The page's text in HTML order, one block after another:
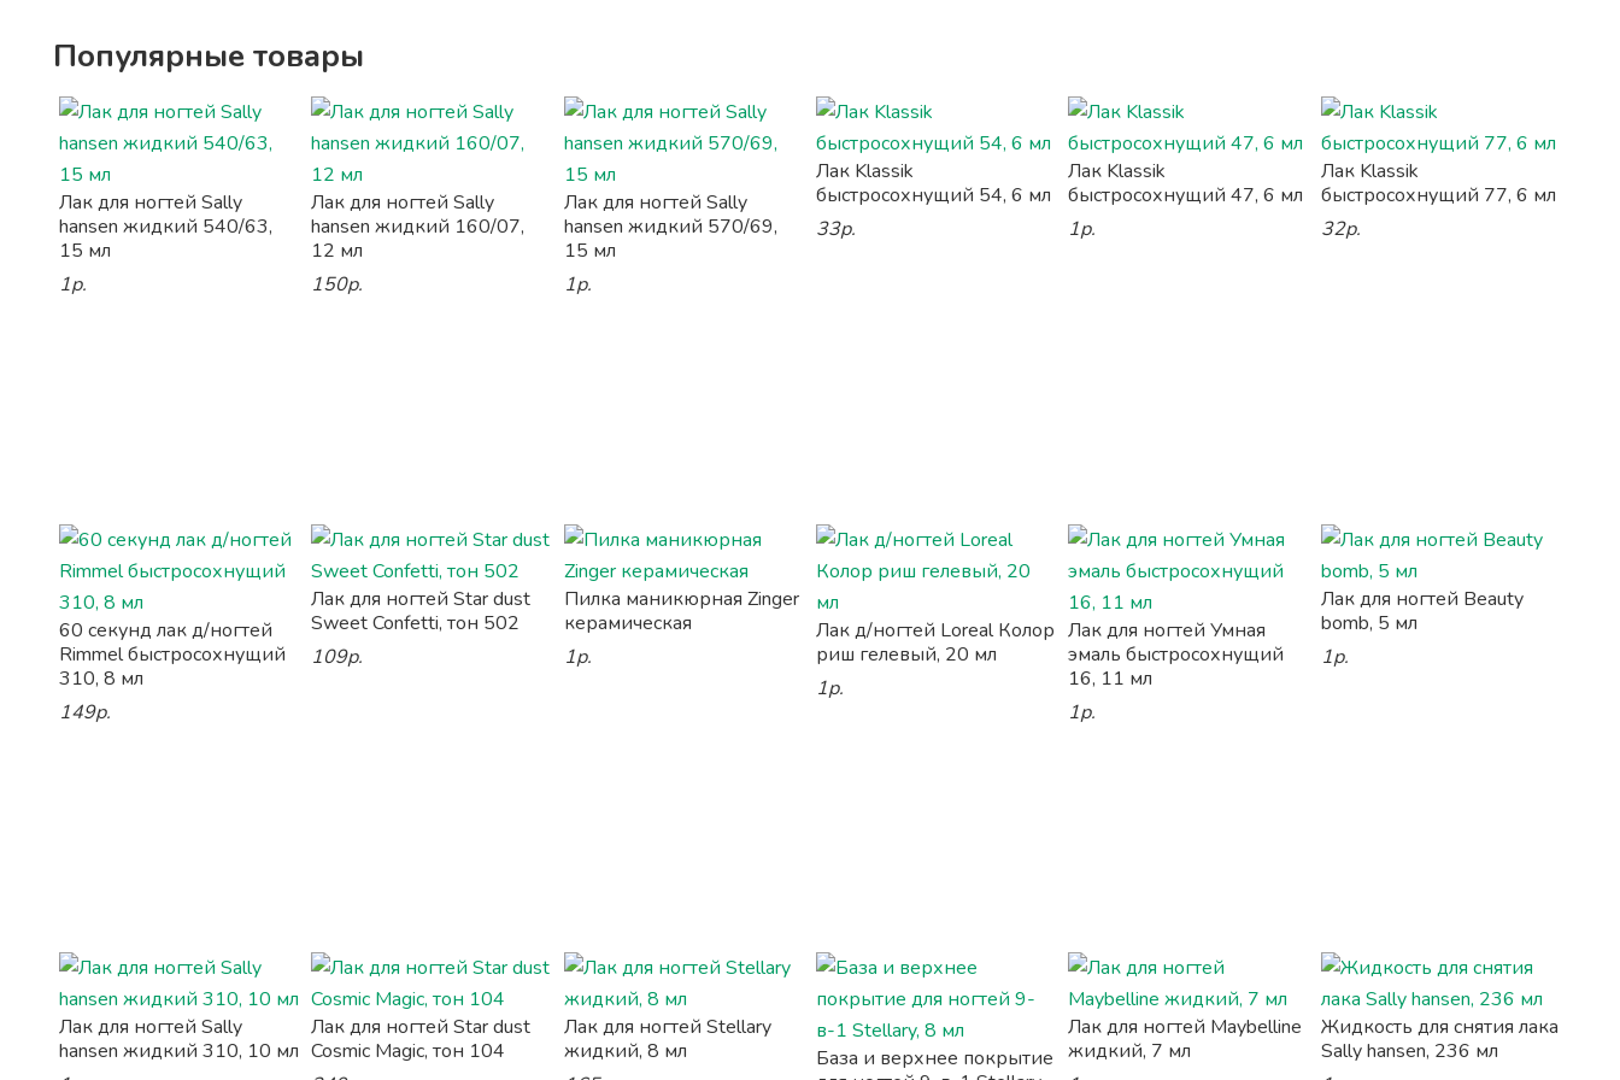
Популярные товары
Лак для ногтей Sally
hansen жидкий 540/63,
15 мл
1р.
Лак для ногтей Sally
hansen жидкий 160/07,
12 мл
150р.
Лак для ногтей Sally
hansen жидкий 570/69,
15 мл
1р.
Лак Klassik
быстросохнущий 54, 6 мл
33р.
Лак Klassik
быстросохнущий 47, 6 мл
1р.
Лак Klassik
быстросохнущий 77, 6 мл
32р.
60 секунд лак д/ногтей
Rimmel быстросохнущий
310, 8 мл
149р.
Лак для ногтей Star dust
Sweet Confetti, тон 502
109р.
Пилка маникюрная Zinger
керамическая
1р.
Лак д/ногтей Loreal Колор
риш гелевый, 20 мл
1р.
Лак для ногтей Умная
эмаль быстросохнущий
16, 11 мл
1р.
Лак для ногтей Beauty
bomb, 5 мл
1р.
Лак для ногтей Sally
hansen жидкий 310, 10 мл
Лак для ногтей Star dust
Cosmic Magic, тон 104
Лак для ногтей Stellary
жидкий, 8 мл
База и верхнее покрытие
Лак для ногтей Maybelline
жидкий, 7 мл
Жидкость для снятия лака
Sally hansen, 236 мл